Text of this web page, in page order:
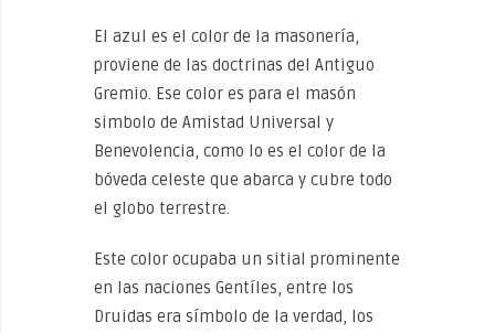
El azul es el color de la masonería,
proviene de las doctrinas del Antiguo
Gremio. Ese color es para el masón
simbolo de Amistad Universal y
Benevolencia, como lo es el color de la
bóveda celeste que abarca y cubre todo
el globo terrestre.
Este color ocupaba un sitial prominente
en las naciones Gentíles, entre los
Druidas era símbolo de la verdad, los